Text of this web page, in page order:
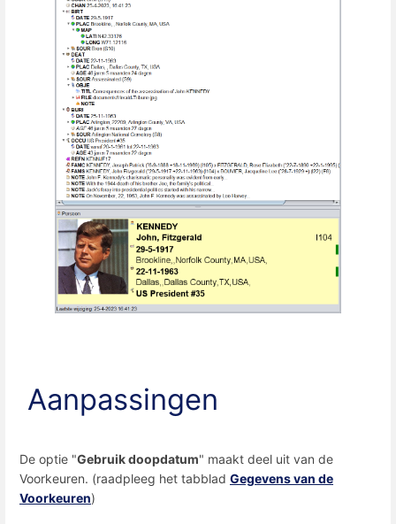
Aanpassingen
De optie "Gebruik doopdatum" maakt deel uit van de
Voorkeuren. (raadpleeg het tabblad Gegevens van de
Voorkeuren)